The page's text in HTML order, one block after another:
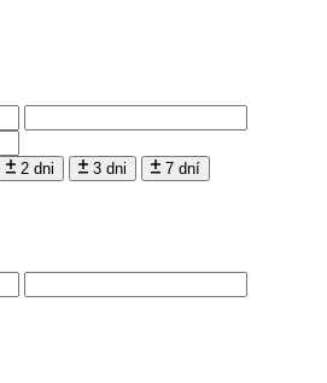
2 dni 3 dni 7 dní